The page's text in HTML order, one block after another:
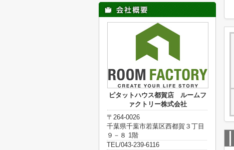
ピタットハウス都賀店 ルームフ
ァクトリー株式会社
〒264-0026
千葉県千葉市若葉区西都賀３丁目
９－８ 1階
TEL/043-239-6116